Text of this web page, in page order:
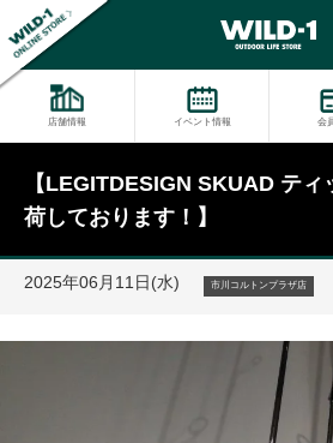
店舗情報 イベント情報 会
【LEGITDESIGN SKUAD テ
荷しております！】
2025年06月11日(水) 市川コルトンプラザ店